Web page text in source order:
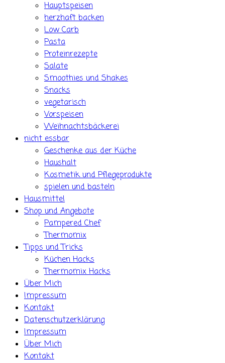
Hauptspeisen
herzhaft backen
Low Carb
Pasta
Proteinrezepte
Salate
Smoothies und Shakes
Snacks
vegetarisch
Vorspeisen
Weihnachtsbäckerei
nicht essbar
Geschenke aus der Küche
Haushalt
Kosmetik und Pflegeprodukte
spielen und basteln
Hausmittel
Shop und Angebote
Pampered Chef
Thermomix
Tipps und Tricks
Küchen Hacks
Thermomix Hacks
Über Mich
Impressum
Kontakt
Datenschutzerklärung
Impressum
Über Mich
Kontakt